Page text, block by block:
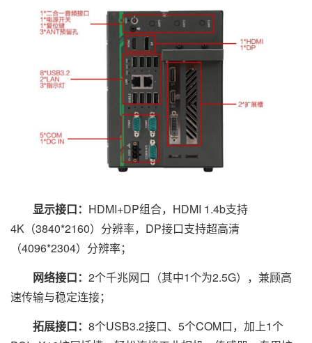
显示接口： HDMI+DP组合，HDMI 1.4b支持
4K（3840*2160）分辨率，DP接口支持超高清
（4096*2304）分辨率；
网络接口： 2个千兆网口（其中1个为2.5G），兼顾高
速传输与稳定连接；
拓展接口： 8个USB3.2接口、5个COM口，加上1个